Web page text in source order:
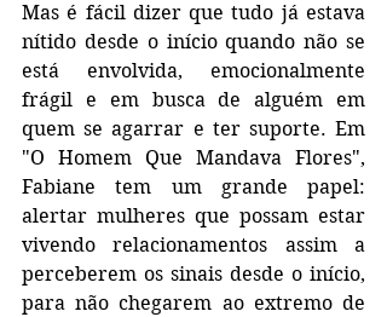
Mas é fácil dizer que tudo já estava
nítido desde o início quando não se
está envolvida, emocionalmente
frágil e em busca de alguém em
quem se agarrar e ter suporte. Em
"O Homem Que Mandava Flores",
Fabiane tem um grande papel:
alertar mulheres que possam estar
vivendo relacionamentos assim a
perceberem os sinais desde o início,
para não chegarem ao extremo de